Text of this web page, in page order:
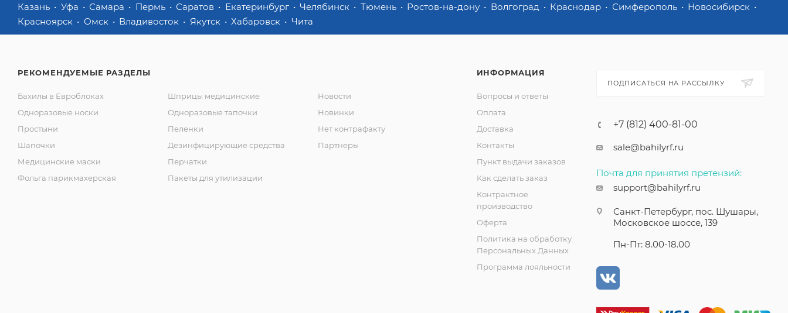
Казань
Уфа Самара Пермь Саратов Екатеринбург Челябинск Тюмень Ростов-на-дону Волгоград Краснодар Симферополь
Новосибирск
Красноярск
Омск Владивосток Якутск Хабаровск Чита
РЕКОМЕНДУЕМЫЕ РАЗДЕЛЫ
Бахилы в Евроблоках
Одноразовые носки
Простыни
Шапочки
Медицинские маски
Фольга парикмахерская
Шприцы медицинские
Одноразовые тапочки
Пеленки
Дезинфицирующие средства
Перчатки
Пакеты для утилизации
Новости
Новинки
Нет контрафакту
Партнеры
ИНФОРМАЦИЯ
Вопросы и ответы
Оплата
Доставка
Контакты
Пункт выдачи заказов
Как сделать заказ
Контрактное
производство
Оферта
Политика на обработку
Персональных Данных
Программа лояльности
ПОДПИСАТЬСЯ НА РАССЫЛКУ
+7 (812) 400-81-00
sale@bahilyrf.ru
Почта для принятия претензий:
support@bahilyrf.ru
Санкт-Петербург, пос. Шушары,
Московское шоссе, 139
Пн-Пт: 8.00-18.00